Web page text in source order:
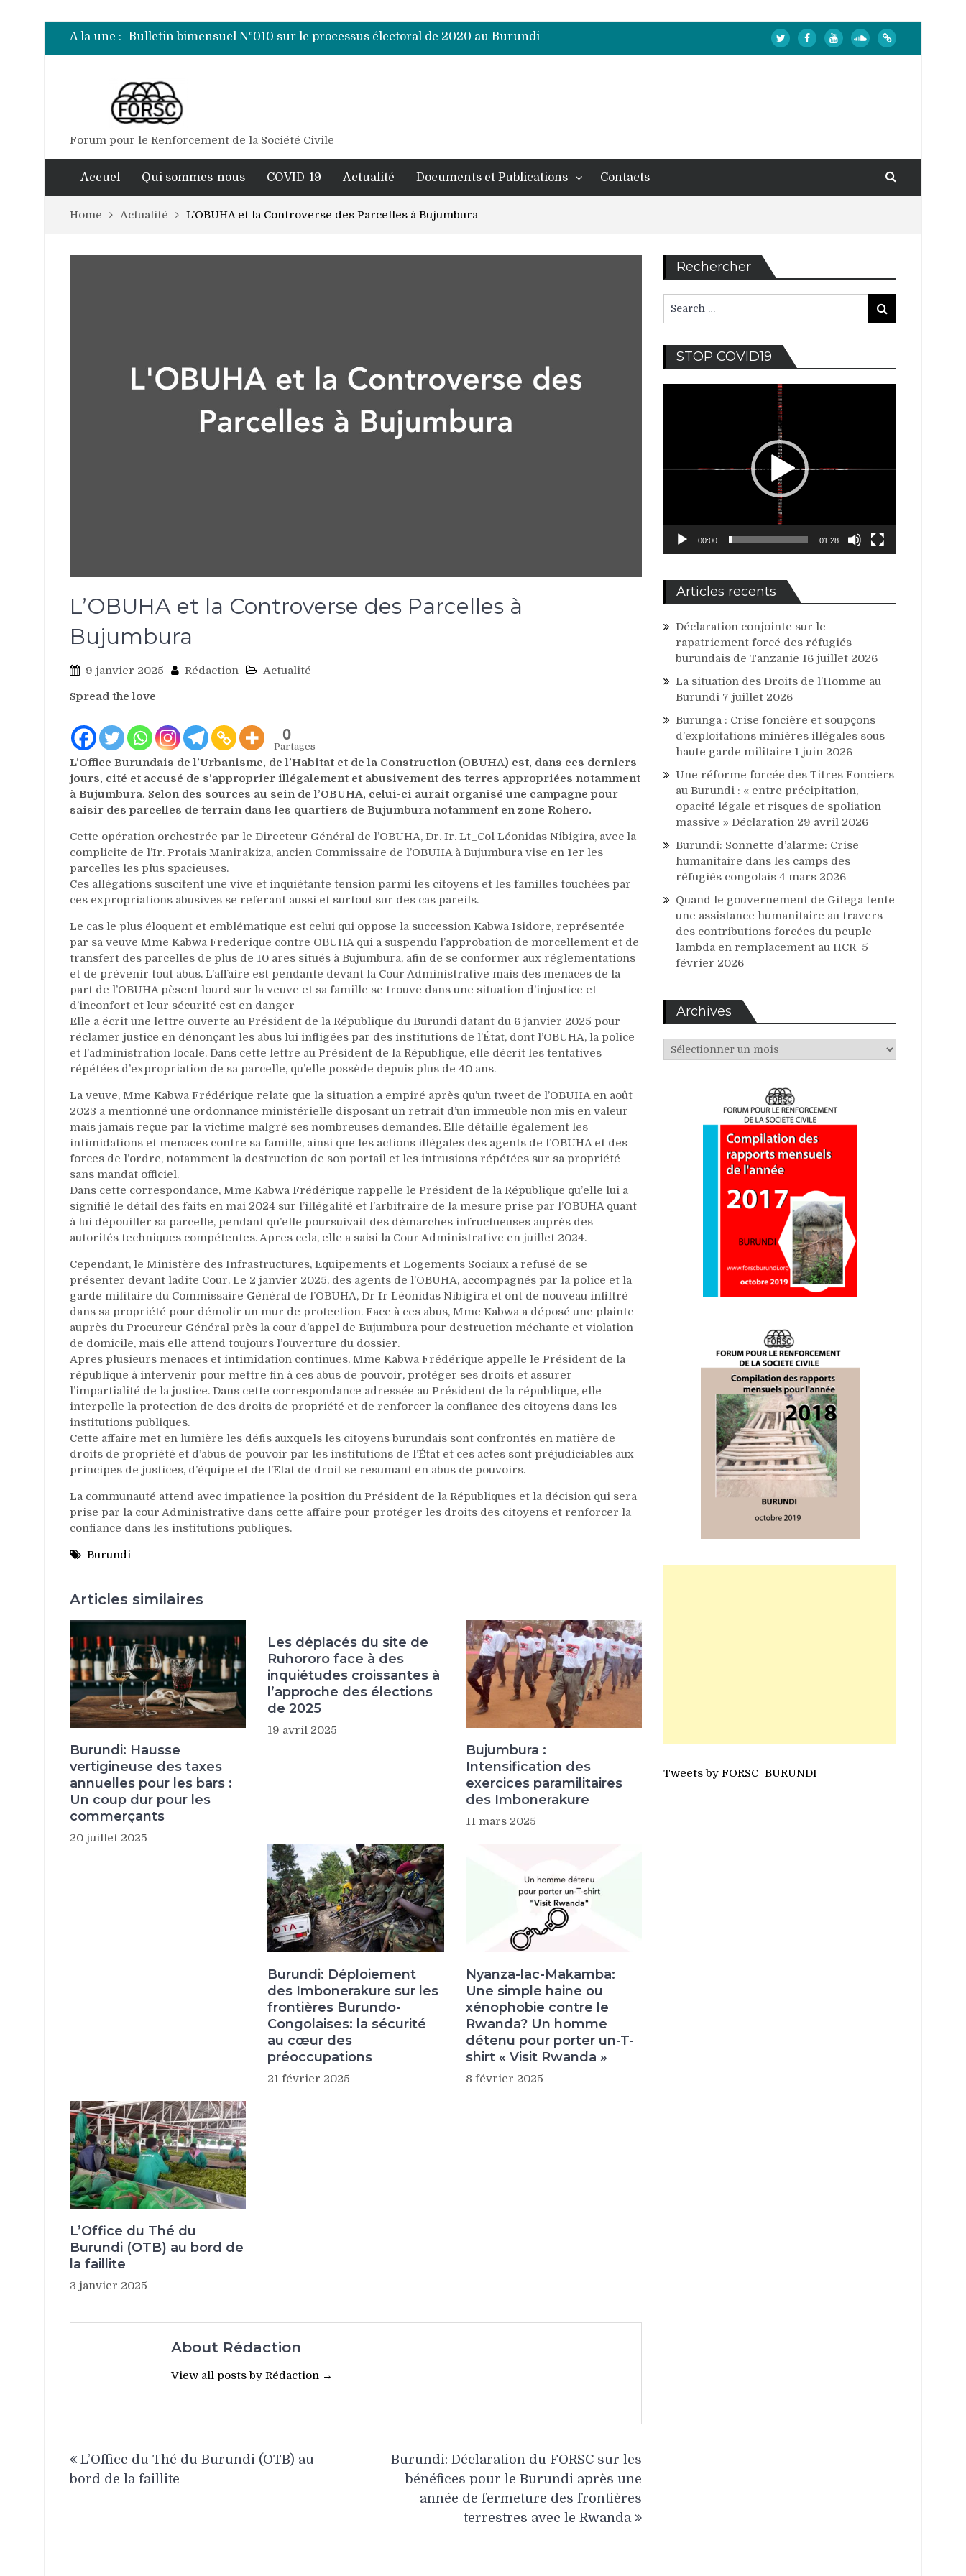
A la une :
Bulletin bimensuel N° 012 sur le processus électoral de 2020 au Burundi
Bulletin bimensuel N°010 sur le processus électoral de 2020 au Burundi
Bulletin bimensuel N°009 sur le processus électoral de 2020 au Burundi
Bulletin bimensuel N°007 sur le processus électoral de 2020 au Burundi
Bulletin bimensuel N° 012 sur le processus électoral de 2020 au Burundi
Forum pour le Renforcement de la Société Civile
Accuel Qui sommes-nous COVID-19 Actualité Documents et Publications Contacts
Home Actualité L’OBUHA et la Controverse des Parcelles à Bujumbura
L’OBUHA et la Controverse des Parcelles à
Bujumbura
9 janvier 2025 Rédaction
Actualité
Spread the love
0
Partages
L’Office Burundais de l’Urbanisme, de l’Habitat et de la Construction (OBUHA) est, dans ces derniers
jours, cité et accusé de s’approprier illégalement et abusivement des terres appropriées notamment
à Bujumbura. Selon des sources au sein de l’OBUHA, celui-ci aurait organisé une campagne pour
saisir des parcelles de terrain dans les quartiers de Bujumbura notamment en zone Rohero.
Cette opération orchestrée par le Directeur Général de l’OBUHA, Dr. Ir. Lt_Col Léonidas Nibigira, avec la
complicite de l’Ir. Protais Manirakiza, ancien Commissaire de l’OBUHA à Bujumbura vise en 1er les
parcelles les plus spacieuses.
Ces allégations suscitent une vive et inquiétante tension parmi les citoyens et les familles touchées par
ces expropriations abusives se referant aussi et surtout sur des cas pareils.
Le cas le plus éloquent et emblématique est celui qui oppose la succession Kabwa Isidore, représentée
par sa veuve Mme Kabwa Frederique contre OBUHA qui a suspendu l’approbation de morcellement et de
transfert des parcelles de plus de 10 ares situés à Bujumbura, afin de se conformer aux réglementations
et de prévenir tout abus. L’affaire est pendante devant la Cour Administrative mais des menaces de la
part de l’OBUHA pèsent lourd sur la veuve et sa famille se trouve dans une situation d’injustice et
d’inconfort et leur sécurité est en danger
Elle a écrit une lettre ouverte au Président de la République du Burundi datant du 6 janvier 2025 pour
réclamer justice en dénonçant les abus lui infligées par des institutions de l’État, dont l’OBUHA, la police
et l’administration locale. Dans cette lettre au Président de la République, elle décrit les tentatives
répétées d’expropriation de sa parcelle, qu’elle possède depuis plus de 40 ans.
La veuve, Mme Kabwa Frédérique relate que la situation a empiré après qu’un tweet de l’OBUHA en août
2023 a mentionné une ordonnance ministérielle disposant un retrait d’un immeuble non mis en valeur
mais jamais reçue par la victime malgré ses nombreuses demandes. Elle détaille également les
intimidations et menaces contre sa famille, ainsi que les actions illégales des agents de l’OBUHA et des
forces de l’ordre, notamment la destruction de son portail et les intrusions répétées sur sa propriété
sans mandat officiel.
Dans cette correspondance, Mme Kabwa Frédérique rappelle le Président de la République qu’elle lui a
signifié le détail des faits en mai 2024 sur l’illégalité et l’arbitraire de la mesure prise par l’OBUHA quant
à lui dépouiller sa parcelle, pendant qu’elle poursuivait des démarches infructueuses auprès des
autorités techniques compétentes. Apres cela, elle a saisi la Cour Administrative en juillet 2024.
Cependant, le Ministère des Infrastructures, Equipements et Logements Sociaux a refusé de se
présenter devant ladite Cour. Le 2 janvier 2025, des agents de l’OBUHA, accompagnés par la police et la
garde militaire du Commissaire Général de l’OBUHA, Dr Ir Léonidas Nibigira et ont de nouveau infiltré
dans sa propriété pour démolir un mur de protection. Face à ces abus, Mme Kabwa a déposé une plainte
auprès du Procureur Général près la cour d’appel de Bujumbura pour destruction méchante et violation
de domicile, mais elle attend toujours l’ouverture du dossier.
Apres plusieurs menaces et intimidation continues, Mme Kabwa Frédérique appelle le Président de la
république à intervenir pour mettre fin à ces abus de pouvoir, protéger ses droits et assurer
l’impartialité de la justice. Dans cette correspondance adressée au Président de la république, elle
interpelle la protection de des droits de propriété et de renforcer la confiance des citoyens dans les
institutions publiques.
Cette affaire met en lumière les défis auxquels les citoyens burundais sont confrontés en matière de
droits de propriété et d’abus de pouvoir par les institutions de l’État et ces actes sont préjudiciables aux
principes de justices, d’équipe et de l’Etat de droit se resumant en abus de pouvoirs.
La communauté attend avec impatience la position du Président de la Républiques et la décision qui sera
prise par la cour Administrative dans cette affaire pour protéger les droits des citoyens et renforcer la
confiance dans les institutions publiques.
Burundi
Articles similaires
Burundi: Hausse
vertigineuse des taxes
annuelles pour les bars :
Un coup dur pour les
commerçants
20 juillet 2025
Les déplacés du site de
Ruhororo face à des
inquiétudes croissantes à
l’approche des élections
de 2025
19 avril 2025
Bujumbura :
Intensification des
exercices paramilitaires
des Imbonerakure
11 mars 2025
Burundi: Déploiement
des Imbonerakure sur les
frontières Burundo-
Congolaises: la sécurité
au cœur des
préoccupations
21 février 2025
Nyanza-lac-Makamba:
Une simple haine ou
xénophobie contre le
Rwanda? Un homme
détenu pour porter un-T-
shirt « Visit Rwanda »
8 février 2025
L’Office du Thé du
Burundi (OTB) au bord de
la faillite
3 janvier 2025
About Rédaction
View all posts by Rédaction →
de
L’Office du Thé du Burundi (OTB) au
bord de la faillite
Burundi: Déclaration du FORSC sur les
bénéfices pour le Burundi après une
année de fermeture des frontières
terrestres avec le Rwanda
Rechercher
for:
Search
STOP COVID19
vidéo
00:00 01:28
Articles recents
Déclaration conjointe sur le
rapatriement forcé des réfugiés
burundais de Tanzanie 16 juillet 2026
La situation des Droits de l’Homme au
Burundi 7 juillet 2026
Burunga : Crise foncière et soupçons
d’exploitations minières illégales sous
haute garde militaire 1 juin 2026
Une réforme forcée des Titres Fonciers
au Burundi : « entre précipitation,
opacité légale et risques de spoliation
massive » Déclaration 29 avril 2026
Burundi: Sonnette d’alarme: Crise
humanitaire dans les camps des
réfugiés congolais 4 mars 2026
Quand le gouvernement de Gitega tente
une assistance humanitaire au travers
des contributions forcées du peuple
lambda en remplacement au HCR 5
février 2026
Archives
Archives
Tweets by FORSC_BURUNDI